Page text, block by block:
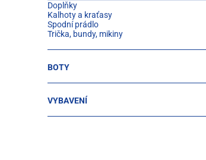
Doplňky
Kalhoty a kraťasy
Spodní prádlo
Trička, bundy, mikiny
BOTY
VYBAVENÍ